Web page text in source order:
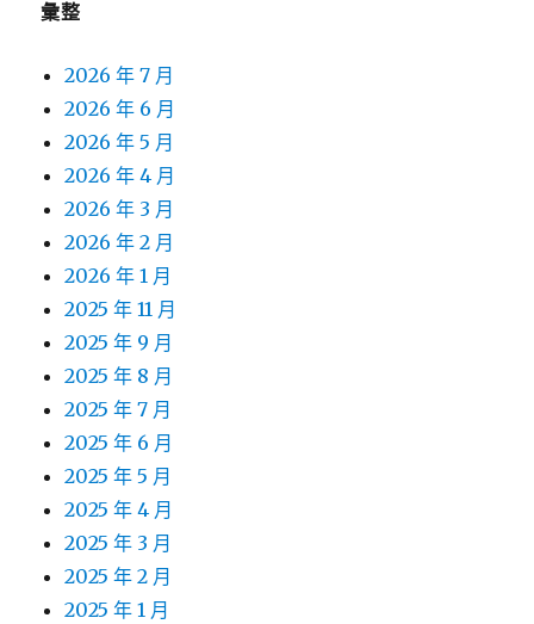
彙整
2026 年 7 月
2026 年 6 月
2026 年 5 月
2026 年 4 月
2026 年 3 月
2026 年 2 月
2026 年 1 月
2025 年 11 月
2025 年 9 月
2025 年 8 月
2025 年 7 月
2025 年 6 月
2025 年 5 月
2025 年 4 月
2025 年 3 月
2025 年 2 月
2025 年 1 月